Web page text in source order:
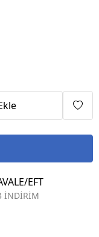
EFT
İNDİRİM